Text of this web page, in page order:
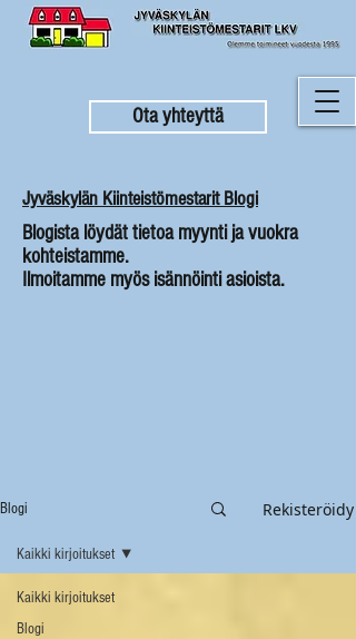
Ota yhteyttä
Jyväskylän Kiinteistömestarit Blogi
Blogista löydät tietoa myynti ja vuokra
kohteistamme.
Ilmoitamme myös isännöinti asioista.
Blogi Rekisteröidy
Kaikki kirjoitukset
Blogi
Kaikki kirjoitukset